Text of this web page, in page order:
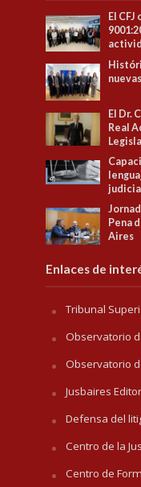
El
El Dr.
Real
Pena
Aires
Enlaces de
Tribunal
Observatorio
Observatorio
Jusbaires
Defensa del
Centro de la
Centro de